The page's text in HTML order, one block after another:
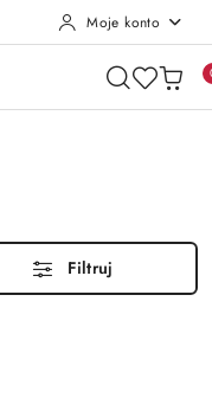
Moje konto
Filtruj